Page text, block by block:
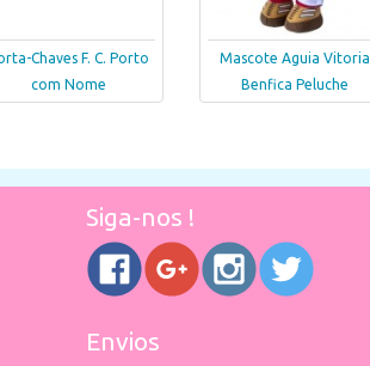
Chaves F. C. Porto
com Nome
Mascote Aguia Vitoria
Benfica Peluche
Siga-nos !
Envios